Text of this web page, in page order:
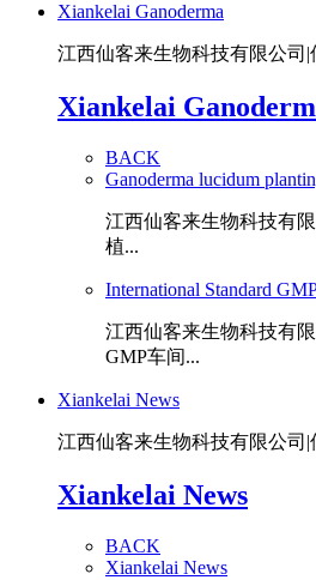
Xiankelai Ganoderma
江西仙客来生物科技有限公司|
Xiankelai
BACK
Ganoderma lucidum
江西仙客来生物科技有
植...
International Standard
江西仙客来生物科技有
GMP车间...
Xiankelai News
江西仙客来生物科技有限公司|
Xiankelai News
BACK
Xiankelai News